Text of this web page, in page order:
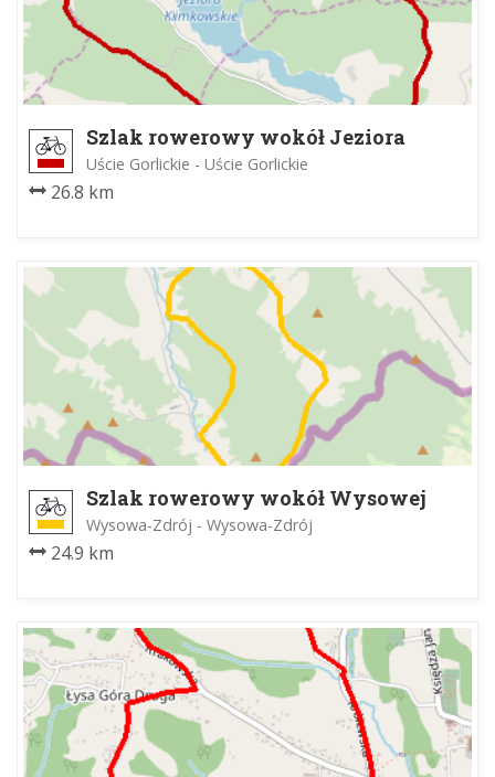
Szlak rowerowy wokół Jeziora
Klimkówka
Uście Gorlickie - Uście Gorlickie
26.8 km
Szlak rowerowy wokół Wysowej
Wysowa-Zdrój - Wysowa-Zdrój
24.9 km